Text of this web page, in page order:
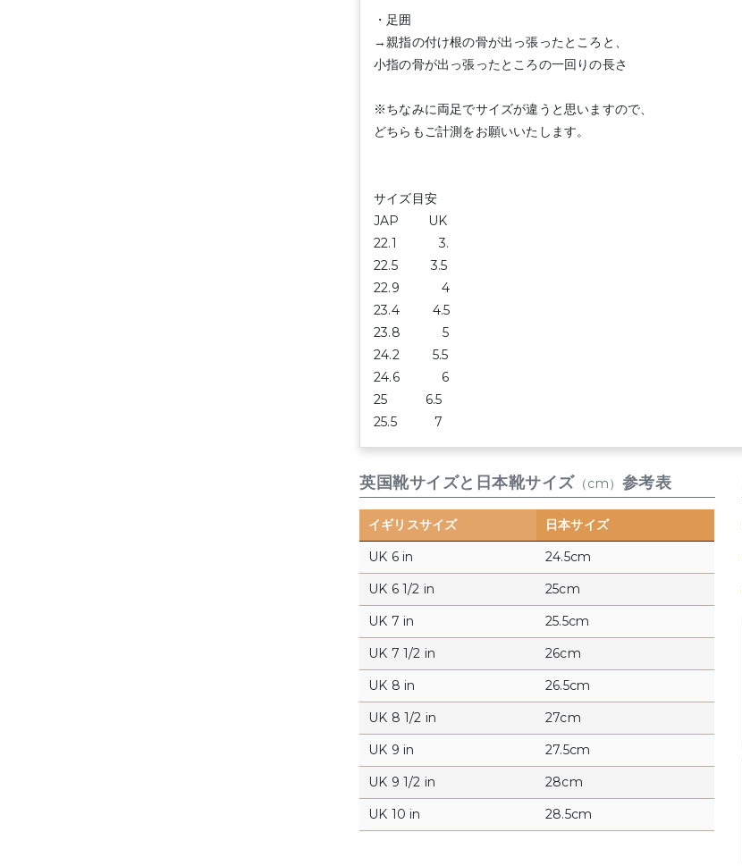
・足囲
→親指の付け根の骨が出っ張ったところと、
小指の骨が出っ張ったところの一回りの長さ
※ちなみに両足でサイズが違うと思いますので、
どちらもご計測をお願いいたします。
サイズ目安
JAP UK
22.1 3.
22.5 3.5
22.9 4
23.4 4.5
23.8 5
24.2 5.5
24.6 6
25 6.5
25.5 7
英国靴サイズと日本靴サイズ （cm） 参考表
イギリスサイズ
日本サイズ
UK 6 in
24.5cm
UK 6 1/2 in
25cm
UK 7 in
25.5cm
UK 7 1/2 in
26cm
UK 8 in
26.5cm
UK 8 1/2 in
27cm
UK 9 in
27.5cm
UK 9 1/2 in
28cm
UK 10 in
28.5cm